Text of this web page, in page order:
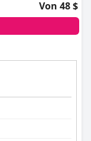
Von 48 $